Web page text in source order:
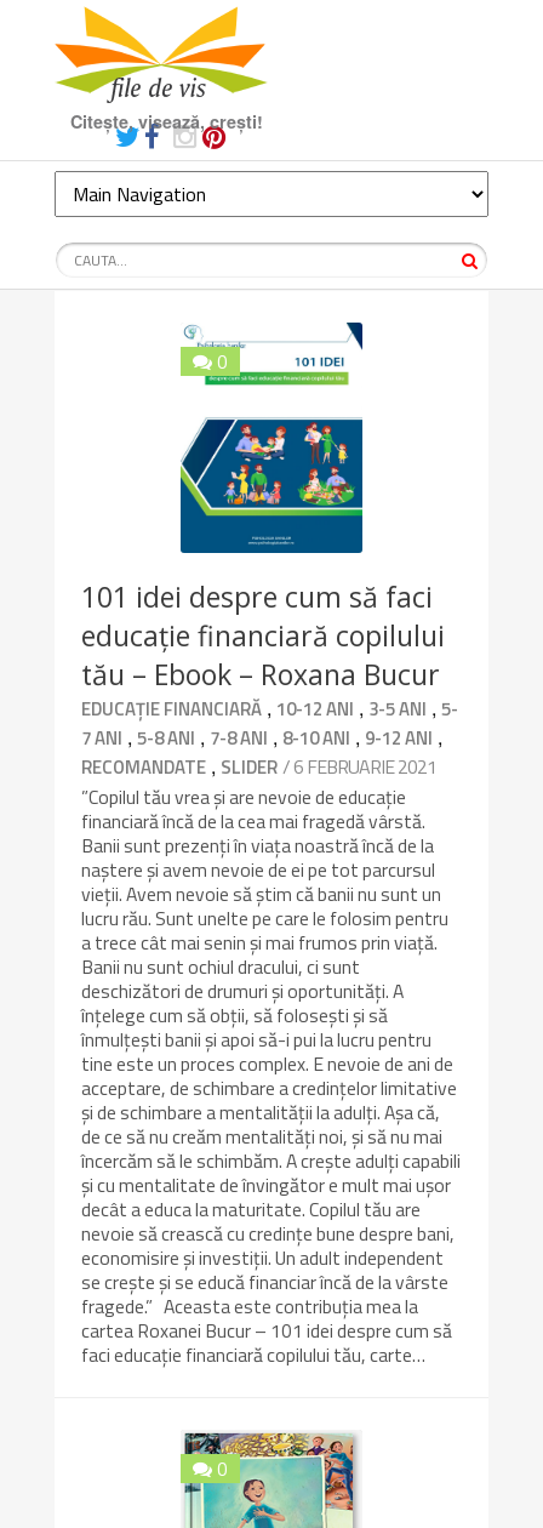
Citește, visează, crești!
0
101 idei despre cum să faci
educație financiară copilului
tău – Ebook – Roxana Bucur
EDUCAȚIE FINANCIARĂ , 10-12 ANI , 3-5 ANI ,5-
7 ANI ,5-8 ANI , 7-8 ANI , 8-10 ANI , 9-12 ANI ,
RECOMANDATE , SLIDER/ 6 FEBRUARIE 2021
”Copilul tău vrea și are nevoie de educație
financiară încă de la cea mai fragedă vârstă.
Banii sunt prezenți în viața noastră încă de la
naștere și avem nevoie de ei pe tot parcursul
vieții. Avem nevoie să știm că banii nu sunt un
lucru rău. Sunt unelte pe care le folosim pentru
a trece cât mai senin și mai frumos prin viață.
Banii nu sunt ochiul dracului, ci sunt
deschizători de drumuri și oportunități. A
înțelege cum să obții, să folosești și să
înmulțești banii și apoi să-i pui la lucru pentru
tine este un proces complex. E nevoie de ani de
acceptare, de schimbare a credințelor limitative
și de schimbare a mentalității la adulți. Așa că,
de ce să nu creăm mentalități noi, și să nu mai
încercăm să le schimbăm. A crește adulți capabili
și cu mentalitate de învingător e mult mai ușor
decât a educa la maturitate. Copilul tău are
nevoie să crească cu credințe bune despre bani,
economisire și investiții. Un adult independent
se crește și se educă financiar încă de la vârste
fragede.” Aceasta este contribuția mea la
cartea Roxanei Bucur – 101 idei despre cum să
faci educație financiară copilului tău, carte…
0